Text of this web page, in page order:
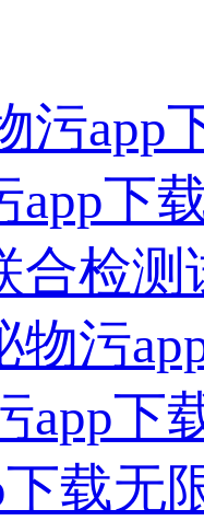
污app
app下
合检测
物污
app下
载无